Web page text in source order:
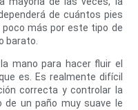
de cuántos pies
poco más por este tipo de
barato.
mano para hacer fluir el
es. Es realmente difícil
correcta y controlar la
de un paño muy suave le